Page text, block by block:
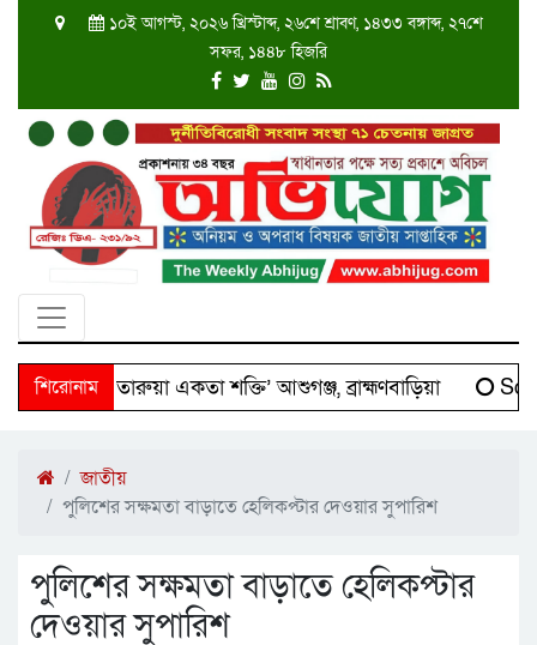
১০ই আগস্ট, ২০২৬ খ্রিস্টাব্দ, ২৬শে শ্রাবণ, ১৪৩৩ বঙ্গাব্দ, ২৭শে
সফর, ১৪৪৮ হিজরি
শিরোনাম
‘দক্ষিণ তারুয়া একতা শক্তি’ আশুগঞ্জ, ব্রাহ্মণবাড়িয়া
জাতীয়
পুলিশের সক্ষমতা বাড়াতে হেলিকপ্টার দেওয়ার সুপারিশ
পুলিশের সক্ষমতা বাড়াতে হেলিকপ্টার
দেওয়ার সুপারিশ